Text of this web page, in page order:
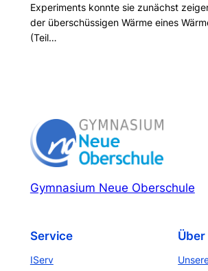
Experiments konnte sie zunächst
der überschüssigen Wärme eines
(Teil…
Gymnasium Neue Oberschule
Service
IServ
Über